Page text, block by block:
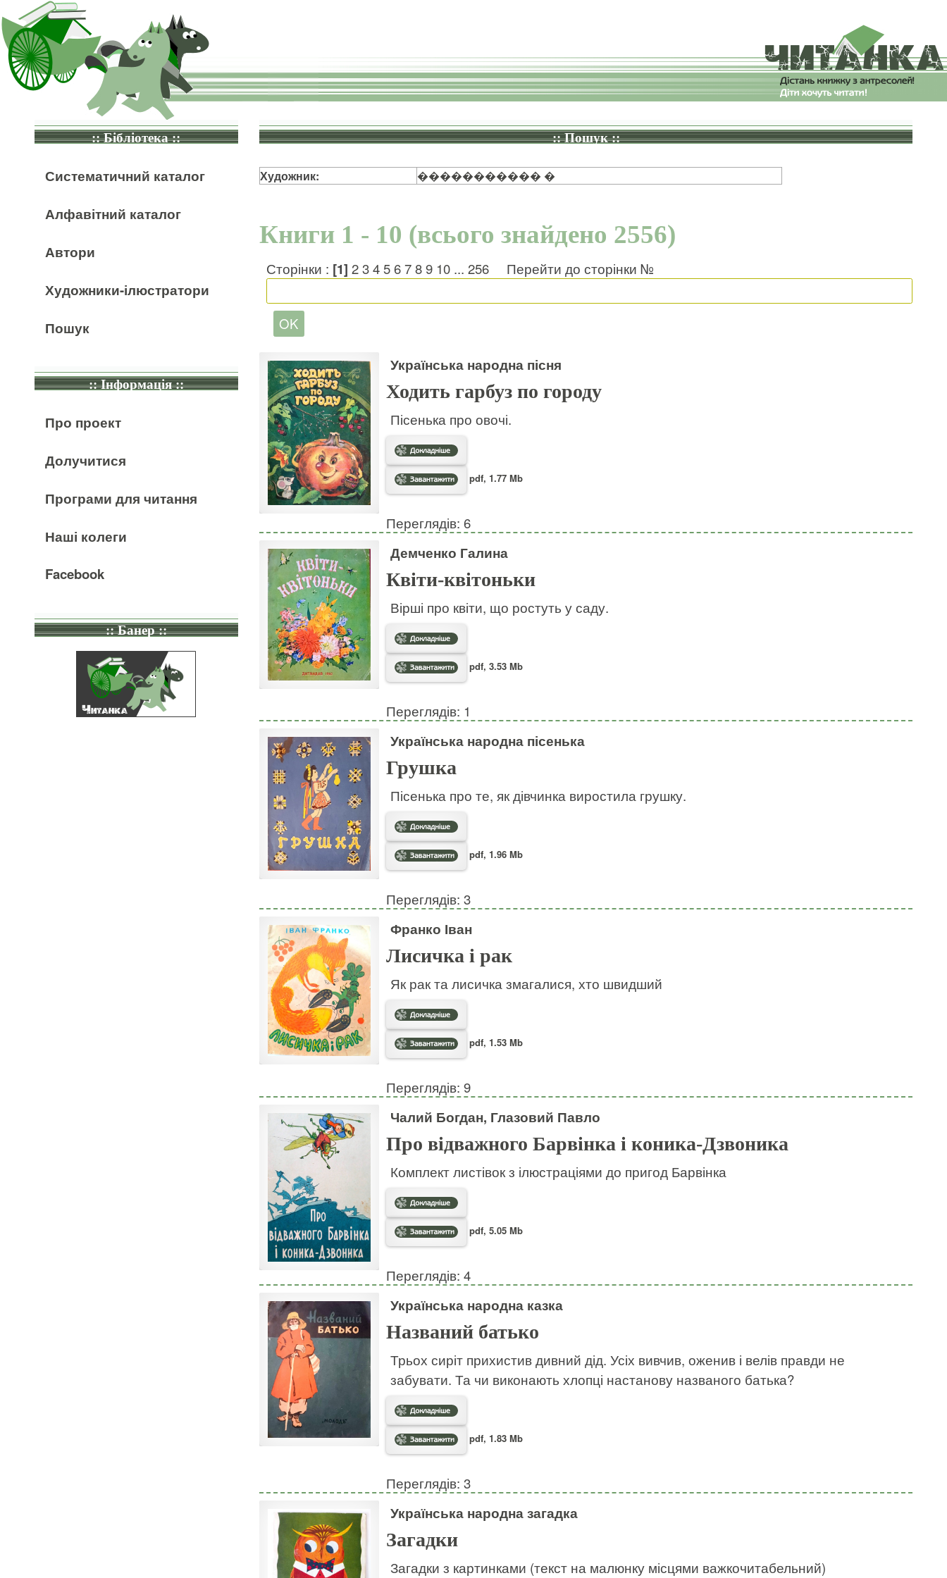
:: Бібліотека ::
Систематичний каталог
Алфавітний каталог
Автори
Художники-ілюстратори
Пошук
:: Інформація ::
Про проект
Долучитися
Програми для читання
Наші колеги
Facebook
:: Банер ::
:: Пошук ::
Художник: ����������� �
Книги 1 - 10 (всього знайдено 2556)
Сторінки : [1] 2 3 4 5 6 7 8 9 10... 256 Перейти до сторінки №
Українська народна пісня
Ходить гарбуз по городу
Пісенька про овочі.
pdf, 1.77 Mb
Переглядів: 6
Демченко Галина
Квіти-квітоньки
Вірші про квіти, що ростуть у саду.
pdf, 3.53 Mb
Переглядів: 1
Українська народна пісенька
Грушка
Пісенька про те, як дівчинка виростила грушку.
pdf, 1.96 Mb
Переглядів: 3
Франко Іван
Лисичка і рак
Як рак та лисичка змагалися, хто швидший
pdf, 1.53 Mb
Переглядів: 9
Чалий Богдан, Глазовий Павло
Про відважного Барвінка і коника-Дзвоника
Комплект листівок з ілюстраціями до пригод Барвінка
pdf, 5.05 Mb
Переглядів: 4
Українська народна казка
Названий батько
Трьох сиріт прихистив дивний дід. Усіх вивчив, оженив і велів правди не
забувати. Та чи виконають хлопці настанову названого батька?
pdf, 1.83 Mb
Переглядів: 3
Українська народна загадка
Загадки
Загадки з картинками (текст на малюнку місцями важкочитабельний)